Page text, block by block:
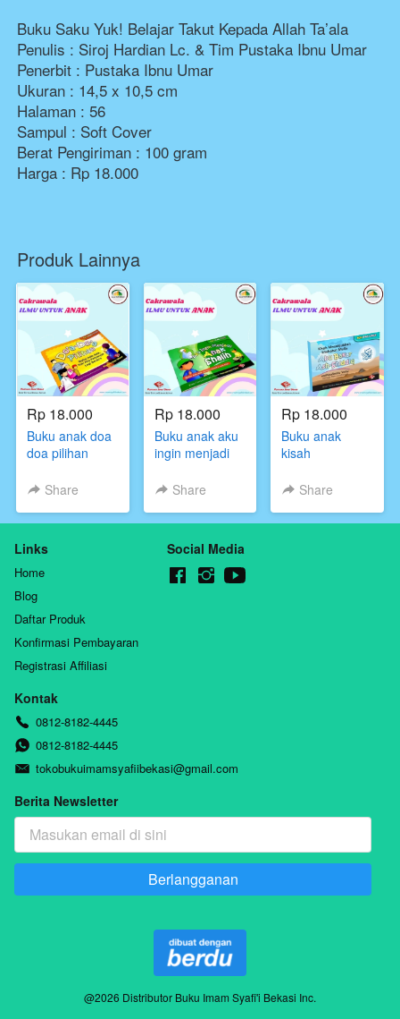
Buku Saku Yuk! Belajar Takut Kepada Allah Ta’ala
Penulis : Siroj Hardian Lc. & Tim Pustaka Ibnu Umar
Penerbit : Pustaka Ibnu Umar
Ukuran : 14,5 x 10,5 cm
Halaman : 56
Sampul : Soft Cover
Berat Pengiriman : 100 gram
Harga : Rp 18.000
Produk Lainnya
Rp 18.000
Buku anak doa
doa pilihan
Share
Rp 18.000
Buku anak aku
ingin menjadi
Share
Rp 18.000
Buku anak
kisah
sahabat mulia
Shiddiq
Share
Links
Home
Blog
Daftar Produk
Konfirmasi Pembayaran
Registrasi Affiliasi
Social Media
Kontak
0812-8182-4445
0812-8182-4445
tokobukuimamsyafiibekasi@gmail.com
Berita Newsletter
`Berlangganan
@2026 Distributor Buku Imam Syafi'i Bekasi Inc.